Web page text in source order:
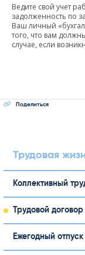
Трудовая
Коллективный
Трудовой договор
Ежегодный отпуск
Ведите свой учет
задолженность по
Ваш личный
того, что вам
случае, если
Поделиться